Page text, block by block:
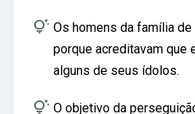
 Os homens da família
porque acreditavam que
alguns de seus ídolos.
 O objetivo da